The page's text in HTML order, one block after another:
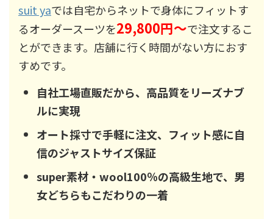
suit yaでは自宅からネットで身体にフィットす
るオーダースーツを29,800円～で注文するこ
とができます。店舗に行く時間がない方におす
すめです。
自社工場直販だから、高品質をリーズナブ
ルに実現
オート採寸で手軽に注文、フィット感に自
信のジャストサイズ保証
super素材・wool100％の高級生地で、男
女どちらもこだわりの一着